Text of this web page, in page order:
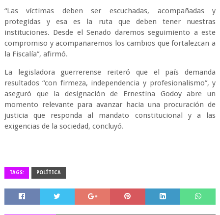
“Las víctimas deben ser escuchadas, acompañadas y
protegidas y esa es la ruta que deben tener nuestras
instituciones. Desde el Senado daremos seguimiento a este
compromiso y acompañaremos los cambios que fortalezcan a
la Fiscalía”, afirmó.
La legisladora guerrerense reiteró que el país demanda
resultados “con firmeza, independencia y profesionalismo”, y
aseguró que la designación de Ernestina Godoy abre un
momento relevante para avanzar hacia una procuración de
justicia que responda al mandato constitucional y a las
exigencias de la sociedad, concluyó.
TAGS: POLÍTICA